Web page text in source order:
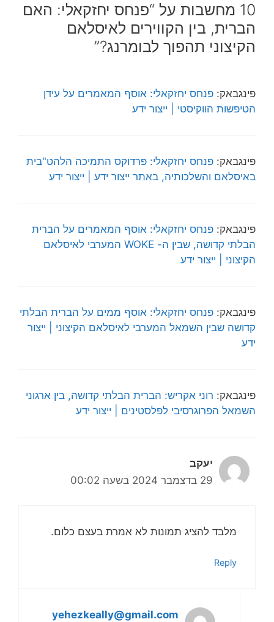
10 מחשבות על “פנחס יחזקאלי: האם
הברית, בין הקווירים לאיסלאם
הקיצוני תהפוך לבומרנג?”
פינגבאק: פנחס יחזקאלי: אוסף המאמרים על עידן
הטיפשות הווקיסטי | ייצור ידע
פינגבאק: פנחס יחזקאלי: פרדוקס התמיכה הלהט"בית
באיסלאם והשלכותיה, באתר ייצור ידע | ייצור ידע
פינגבאק: פנחס יחזקאלי: אוסף המאמרים על הברית
הבלתי קדושה, שבין ה- WOKE המערבי לאיסלאם
הקיצוני | ייצור ידע
פינגבאק: פנחס יחזקאלי: אוסף ממים על הברית הבלתי
קדושה שבין השמאל המערבי לאיסלאם הקיצוני | ייצור
ידע
פינגבאק: רוני אקריש: הברית הבלתי קדושה, בין ארגוני
השמאל הפרוגרסיבי לפלסטינים | ייצור ידע
יעקב
29 בדצמבר 2024 בשעה 00:02
מלבד להציג תמונות לא אמרת בעצם כלום.
Reply
yehezkeally@gmail.com